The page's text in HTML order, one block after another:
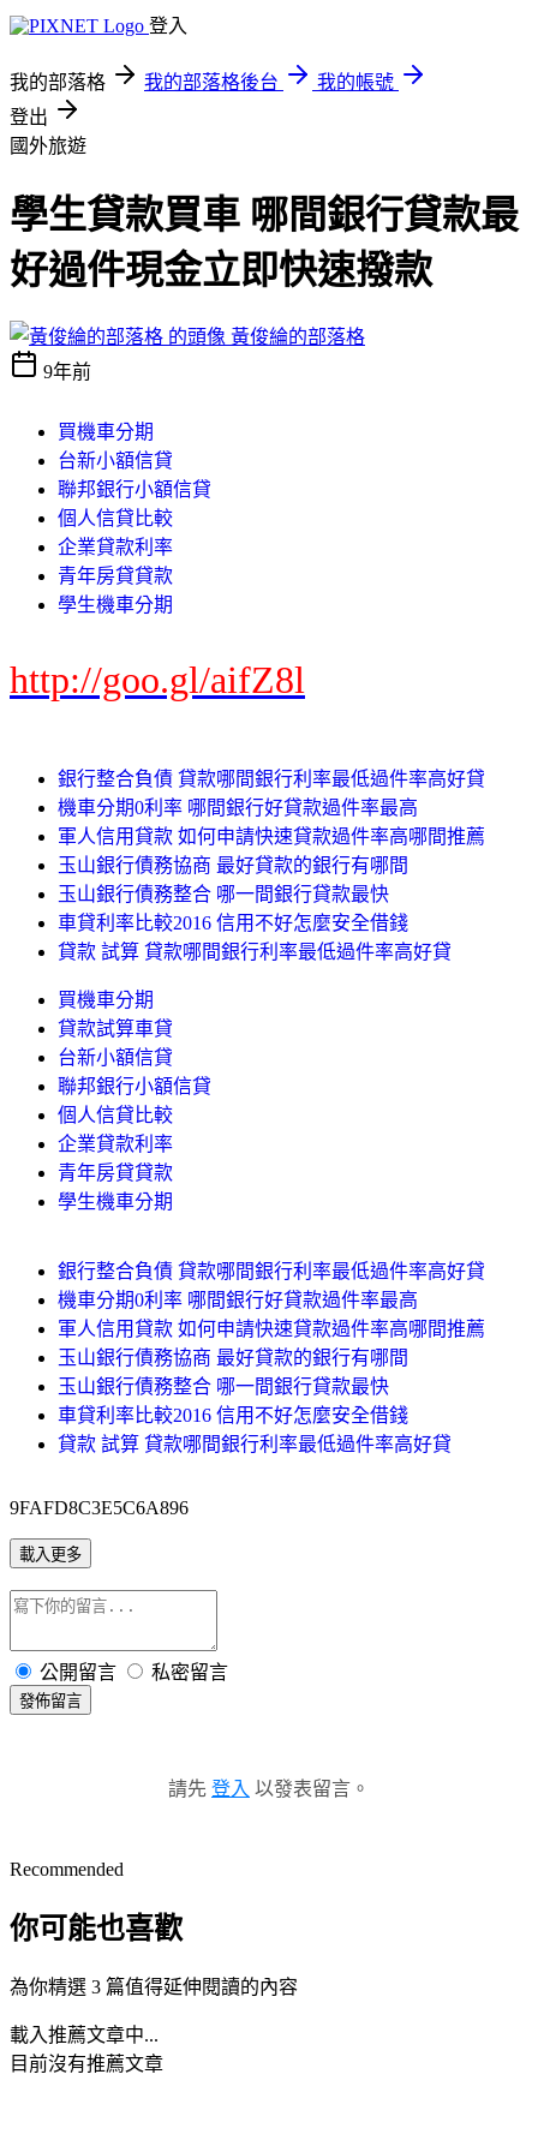
登入
我的部落格 我的部落格後台
我的帳號
登出
國外旅遊
學生貸款買車 哪間銀行貸款最
好過件現金立即快速撥款
黃俊綸的部落格
9年前
買機車分期
台新小額信貸
聯邦銀行小額信貸
個人信貸比較
企業貸款利率
青年房貸貸款
學生機車分期
http://goo.gl/aifZ8l
銀行整合負債 貸款哪間銀行利率最低過件率高好貸
機車分期0利率 哪間銀行好貸款過件率最高
軍人信用貸款 如何申請快速貸款過件率高哪間推薦
玉山銀行債務協商 最好貸款的銀行有哪間
玉山銀行債務整合 哪一間銀行貸款最快
車貸利率比較2016 信用不好怎麼安全借錢
貸款 試算 貸款哪間銀行利率最低過件率高好貸
買機車分期
貸款試算車貸
台新小額信貸
聯邦銀行小額信貸
個人信貸比較
企業貸款利率
青年房貸貸款
學生機車分期
銀行整合負債 貸款哪間銀行利率最低過件率高好貸
機車分期0利率 哪間銀行好貸款過件率最高
軍人信用貸款 如何申請快速貸款過件率高哪間推薦
玉山銀行債務協商 最好貸款的銀行有哪間
玉山銀行債務整合 哪一間銀行貸款最快
車貸利率比較2016 信用不好怎麼安全借錢
貸款 試算 貸款哪間銀行利率最低過件率高好貸
9FAFD8C3E5C6A896
載入更多
公開留言 私密留言
發佈留言
請先 登入 以發表留言。
Recommended
你可能也喜歡
為你精選 3 篇值得延伸閱讀的內容
載入推薦文章中...
目前沒有推薦文章